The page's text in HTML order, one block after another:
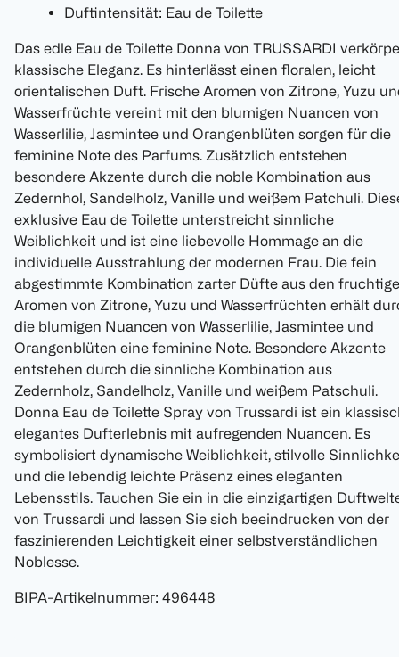
Duftintensität: Eau de Toilette
Das edle Eau de Toilette Donna von TRUSSARDI
klassische Eleganz. Es hinterlässt einen floralen, leicht
orientalischen Duft. Frische Aromen von Zitrone, Yuzu
Wasserfrüchte vereint mit den blumigen Nuancen von
Wasserlilie, Jasmintee und Orangenblüten sorgen für die
feminine Note des Parfums. Zusätzlich entstehen
besondere Akzente durch die noble Kombination aus
Zedernhol, Sandelholz, Vanille und weißem Patchuli.
exklusive Eau de Toilette unterstreicht sinnliche
Weiblichkeit und ist eine liebevolle Hommage an die
individuelle Ausstrahlung der modernen Frau. Die fein
abgestimmte Kombination zarter Düfte aus den
Aromen von Zitrone, Yuzu und Wasserfrüchten erhält
die blumigen Nuancen von Wasserlilie, Jasmintee und
Orangenblüten eine feminine Note. Besondere Akzente
entstehen durch die sinnliche Kombination aus
Zedernholz, Sandelholz, Vanille und weißem Patschuli.
Donna Eau de Toilette Spray von Trussardi ist ein
elegantes Dufterlebnis mit aufregenden Nuancen. Es
symbolisiert dynamische Weiblichkeit, stilvolle
und die lebendig leichte Präsenz eines eleganten
Lebensstils. Tauchen Sie ein in die einzigartigen
von Trussardi und lassen Sie sich beeindrucken von der
faszinierenden Leichtigkeit einer selbstverständlichen
Noblesse.
BIPA-Artikelnummer: 496448